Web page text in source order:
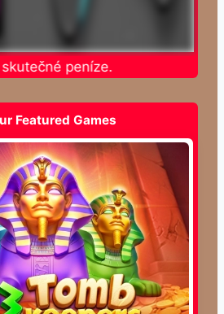
peníze.
Featured Games